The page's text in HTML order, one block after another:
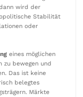
wird der
Stabilität
oder
eines möglichen
zu bewegen und
Das ist keine
belegtes
Märkte